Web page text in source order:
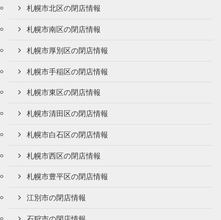
札幌市北区の閉店情報
札幌市南区の閉店情報
札幌市厚別区の閉店情報
札幌市手稲区の閉店情報
札幌市東区の閉店情報
札幌市清田区の閉店情報
札幌市白石区の閉店情報
札幌市西区の閉店情報
札幌市豊平区の閉店情報
江別市の閉店情報